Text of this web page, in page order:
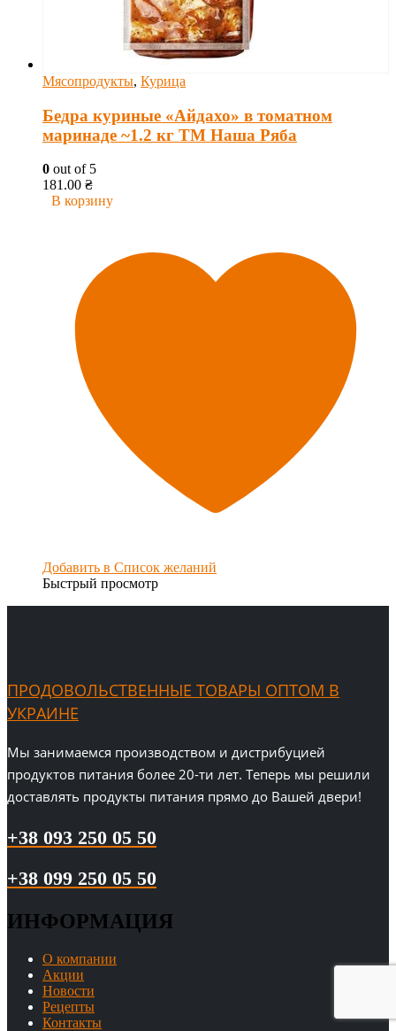
Мясопродукты, Курица
Бедра куриные «Айдахо» в томатном
маринаде ~1.2 кг ТМ Наша Ряба
0 out of 5
181.00 ₴
В корзину
Добавить в Список желаний
Быстрый просмотр
ПРОДОВОЛЬСТВЕННЫЕ ТОВАРЫ ОПТОМ В
УКРАИНЕ
Мы занимаемся производством и дистрибуцией
продуктов питания более 20-ти лет. Теперь мы решили
доставлять продукты питания прямо до Вашей двери!
+38 093 250 05 50
+38 099 250 05 50
ИНФОРМАЦИЯ
О компании
Акции
Новости
Рецепты
Контакты